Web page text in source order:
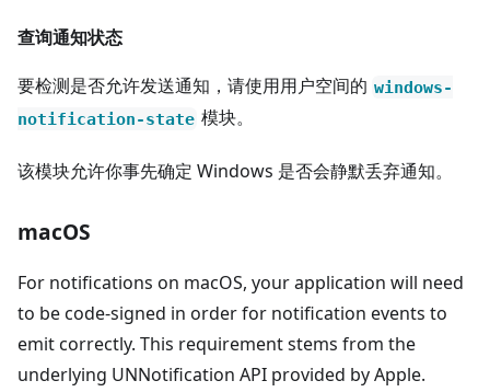
查询通知状态
要检测是否允许发送通知，请使用用户空间的 windows-
notification-state 模块。
该模块允许你事先确定 Windows 是否会静默丢弃通知。
macOS
For notifications on macOS, your application will need
to be code-signed in order for notification events to
emit correctly. This requirement stems from the
underlying UNNotification API provided by Apple.